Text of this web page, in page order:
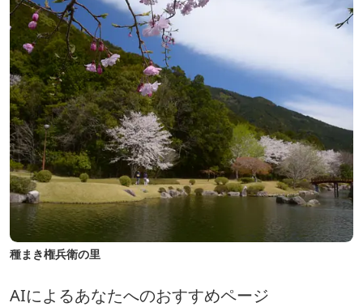
種まき権兵衛の里
AIによるあなたへのおすすめページ